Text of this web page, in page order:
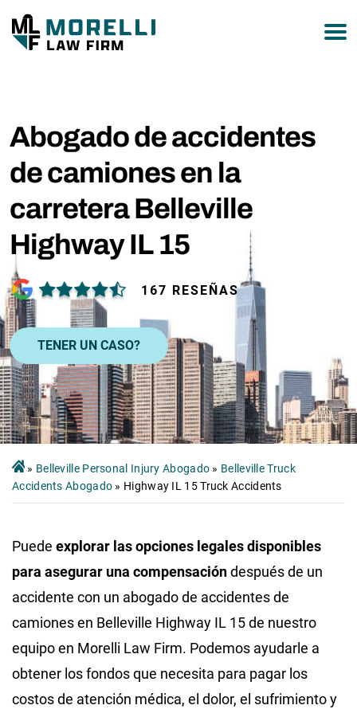
Abogado de accidentes
de camiones en la
carretera Belleville
Highway IL 15
167 RESEÑAS
TENER UN CASO?
» Belleville Personal Injury Abogado » Belleville Truck
Accidents Abogado » Highway IL 15 Truck Accidents
Puede explorar las opciones legales disponibles
para asegurar una compensacióndespués de un
accidente con un abogado de accidentes de
camiones en Belleville Highway IL 15 de nuestro
equipo en Morelli Law Firm. Podemos ayudarle a
obtener los fondos que necesita para pagar los
costos de atención médica, el dolor, el sufrimiento y